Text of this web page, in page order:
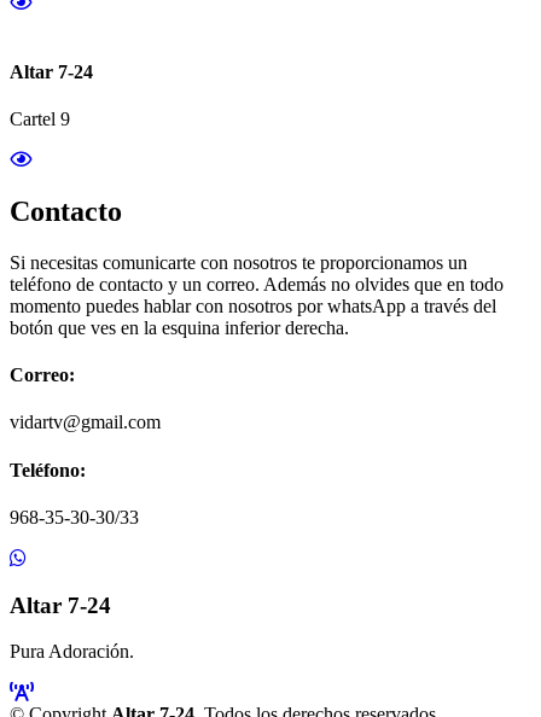
Altar 7-24
Cartel 9
Contacto
Si necesitas comunicarte con nosotros te proporcionamos un
teléfono de contacto y un correo. Además no olvides que en todo
momento puedes hablar con nosotros por whatsApp a través del
botón que ves en la esquina inferior derecha.
Correo:
vidartv@gmail.com
Teléfono:
968-35-30-30/33
Altar 7-24
Pura Adoración.